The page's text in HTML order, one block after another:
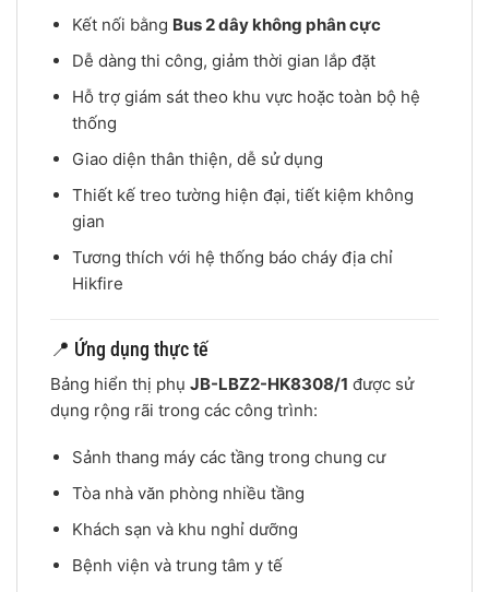
Kết nối bằng Bus 2 dây không phân cực
Dễ dàng thi công, giảm thời gian lắp đặt
Hỗ trợ giám sát theo khu vực hoặc toàn bộ hệ
thống
Giao diện thân thiện, dễ sử dụng
Thiết kế treo tường hiện đại, tiết kiệm không
gian
Tương thích với hệ thống báo cháy địa chỉ
Hikfire
📍 Ứng dụng thực tế
Bảng hiển thị phụ JB-LBZ2-HK8308/1 được sử
dụng rộng rãi trong các công trình:
Sảnh thang máy các tầng trong chung cư
Tòa nhà văn phòng nhiều tầng
Khách sạn và khu nghỉ dưỡng
Bệnh viện và trung tâm y tế